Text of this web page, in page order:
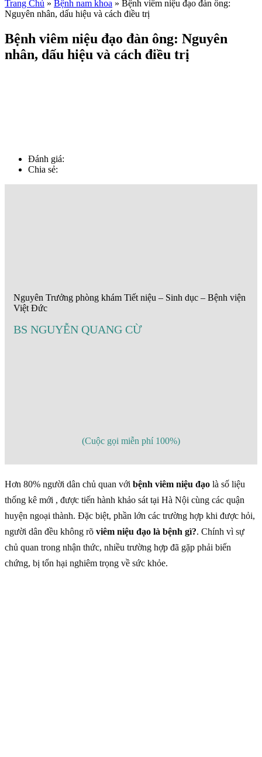
Trang Chủ » Bệnh nam khoa » Bệnh viêm niệu đạo đàn ông:
Nguyên nhân, dấu hiệu và cách điều trị
Bệnh viêm niệu đạo đàn ông: Nguyên
nhân, dấu hiệu và cách điều trị
Đánh giá:
Chia sẻ:
Nguyên Trưởng phòng khám Tiết niệu – Sinh dục – Bệnh viện
Việt Đức
BS NGUYỄN QUANG CỪ
(Cuộc gọi miễn phí 100%)
Hơn 80% người dân chủ quan với bệnh viêm niệu đạo là số liệu
thống kê mới , được tiến hành khảo sát tại Hà Nội cùng các quận
huyện ngoại thành. Đặc biệt, phần lớn các trường hợp khi được hỏi,
người dân đều không rõ viêm niệu đạo là bệnh gì?. Chính vì sự
chủ quan trong nhận thức, nhiều trường hợp đã gặp phải biến
chứng, bị tổn hại nghiêm trọng về sức khỏe.